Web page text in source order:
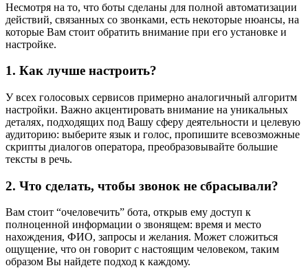
Несмотря на то, что боты сделаны для полной автоматизации
действий, связанных со звонками, есть некоторые нюансы, на
которые Вам стоит обратить внимание при его установке и
настройке.
1. Как лучше настроить?
У всех голосовых сервисов примерно аналогичный алгоритм
настройки. Важно акцентировать внимание на уникальных
деталях, подходящих под Вашу сферу деятельности и целевую
аудиторию: выберите язык и голос, пропишите всевозможные
скрипты диалогов оператора, преобразовывайте большие
тексты в речь.
2. Что сделать, чтобы звонок не сбрасывали?
Вам стоит “очеловечить” бота, открыв ему доступ к
полноценной информации о звонящем: время и место
нахождения, ФИО, запросы и желания. Может сложиться
ощущение, что он говорит с настоящим человеком, таким
образом Вы найдете подход к каждому.